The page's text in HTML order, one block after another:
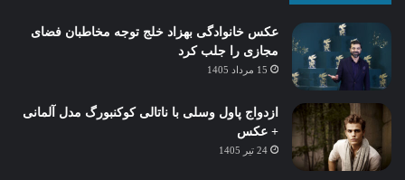
عکس خانوادگی بهزاد خلج توجه مخاطبان فضای
مجازی را جلب کرد
15 مرداد 1405
ازدواج پاول وسلی با ناتالی کوکنبورگ مدل آلمانی
+ عکس
24 تیر 1405